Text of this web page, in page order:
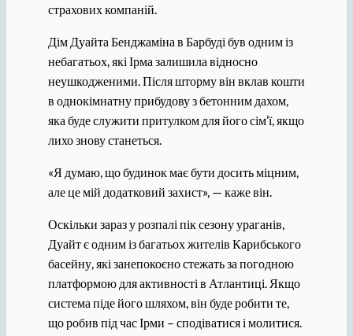
страхових компаній.
Дім Дуайта Бенджаміна в Барбуді був одним із
небагатьох, які Ірма залишила відносно
неушкодженими. Після шторму він вклав кошти
в однокімнатну прибудову з бетонним дахом,
яка буде служити притулком для його сім’ї, якщо
лихо знову станеться.
«Я думаю, що будинок має бути досить міцним,
але це мій додатковий захист», — каже він.
Оскільки зараз у розпалі пік сезону ураганів,
Дуайт є одним із багатьох жителів Карибського
басейну, які занепокоєно стежать за погодною
платформою для активності в Атлантиці. Якщо
система піде його шляхом, він буде робити те,
що робив під час Ірми – сподіватися і молитися.